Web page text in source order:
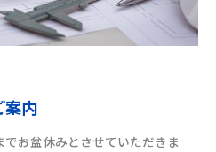
内
お盆休みとさせていただきま